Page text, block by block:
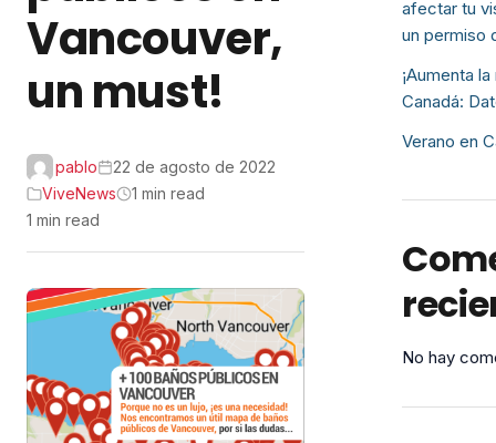
Vancouver,
un must!
pablo
22 de agosto de 2022
ViveNews
1 min read
1 min read
afectar tu
un permiso
¡Aumenta
Canadá:
Verano en
No hay